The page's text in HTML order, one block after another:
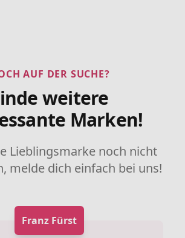
AUF DER SUCHE?
weitere
Marken!
Lieblingsmarke noch nicht
melde dich einfach bei uns!
Franz Fürst